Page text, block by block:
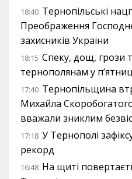
18:40 Тернопільські
Преображення
захисників України
18:15 Спеку, дощ, грози
тернополянам у
17:40 Тернопільщина
Михайла
вважали зниклим
17:18 У Тернополі
рекорд
16:48 На щиті